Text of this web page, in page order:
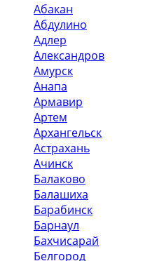
Абакан
Абдулино
Адлер
Александров
Амурск
Анапа
Армавир
Артем
Архангельск
Астрахань
Ачинск
Балаково
Балашиха
Барабинск
Барнаул
Бахчисарай
Белгород